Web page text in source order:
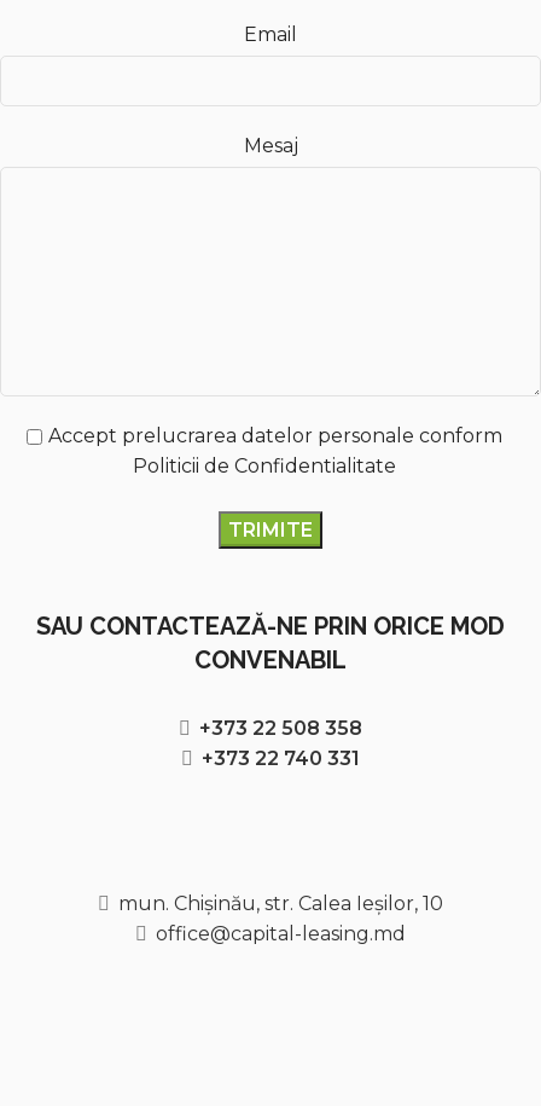
Email
Mesaj
Accept prelucrarea datelor personale conform
Politicii de Confidentialitate
SAU CONTACTEAZĂ-NE PRIN ORICE MOD
CONVENABIL
+373 22 508 358
+373 22 740 331
mun. Chișinău, str. Calea Ieșilor, 10
office@capital-leasing.md